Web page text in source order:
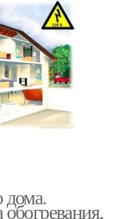
дома.